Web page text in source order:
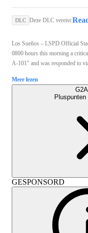
DLC Deze DLC vereist:
Los Sueños – LSPD Official
0800 hours this morning a
A-101" and was responded to
Meer lezen
Pluspunten
GESPONSORD